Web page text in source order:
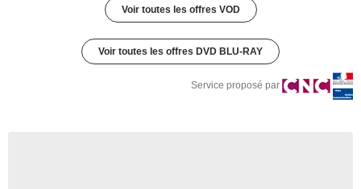
Voir toutes les offres VOD
Voir toutes les offres DVD BLU-RAY
Service proposé par